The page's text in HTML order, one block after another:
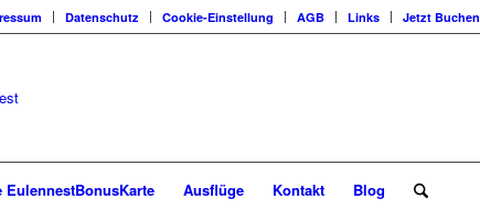
Datenschutz Cookie-Einstellung AGB Links Jetzt Buchen
EulennestBonusKarte Ausflüge Kontakt Blog